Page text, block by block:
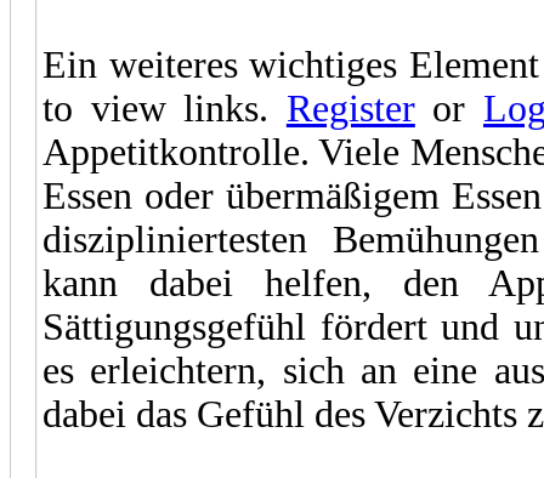
Ein weiteres wichtiges
to view links. Registeror
Appetitkontrolle. Viele
Essen oder übermäßigem
diszipliniertesten
kann dabei helfen, den
Sättigungsgefühl fördert und
es erleichtern, sich an eine
dabei das Gefühl des Verzichts